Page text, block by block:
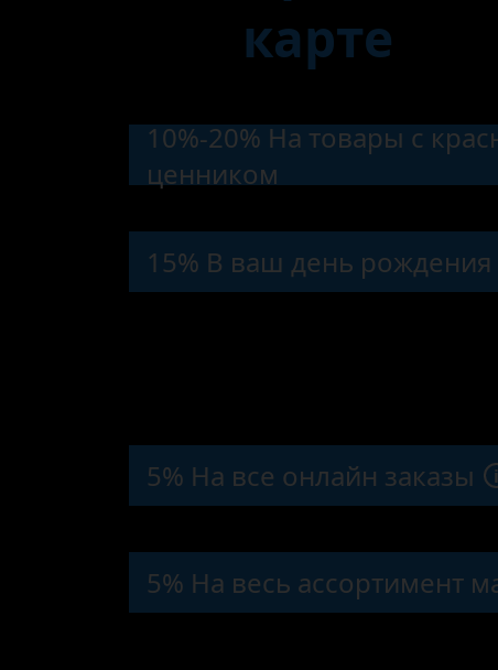
карте
10%-20% На товары с
ценником
15% В ваш день рождения
5% На все онлайн заказы i
5% На весь ассортимент